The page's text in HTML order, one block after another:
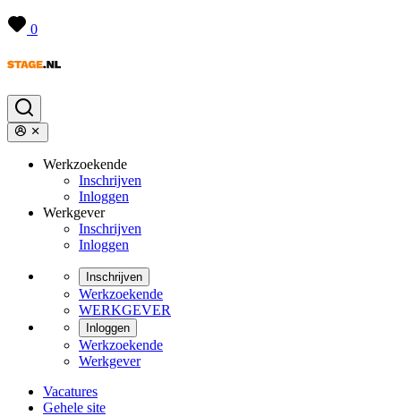
0
Werkzoekende
Inschrijven
Inloggen
Werkgever
Inschrijven
Inloggen
Inschrijven
Werkzoekende
WERKGEVER
Inloggen
Werkzoekende
Werkgever
Vacatures
Gehele site